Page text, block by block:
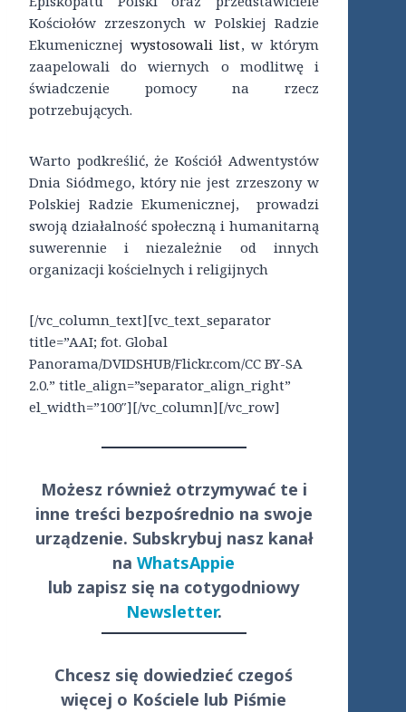
Kościołów zrzeszonych w Polskiej Radzie
Ekumenicznej wystosowali list, w którym
zaapelowali do wiernych o modlitwę i
świadczenie pomocy na rzecz
potrzebujących.
Warto podkreślić, że Kościół Adwentystów
Dnia Siódmego, który nie jest zrzeszony w
Polskiej Radzie Ekumenicznej, prowadzi
swoją działalność społeczną i humanitarną
suwerennie i niezależnie od innych
organizacji kościelnych i religijnych
[/vc_column_text][vc_text_separator
title=”AAI; fot. Global
Panorama/DVIDSHUB/Flickr.com/CC BY-SA
2.0.” title_align=”separator_align_right”
el_width=”100″][/vc_column][/vc_row]
Możesz również otrzymywać te i
inne treści bezpośrednio na swoje
urządzenie. Subskrybuj nasz kanał
naWhatsAppie
lub zapisz się na cotygodniowy
Newsletter.
Chcesz się dowiedzieć czegoś
więcej o Kościele lub Piśmie